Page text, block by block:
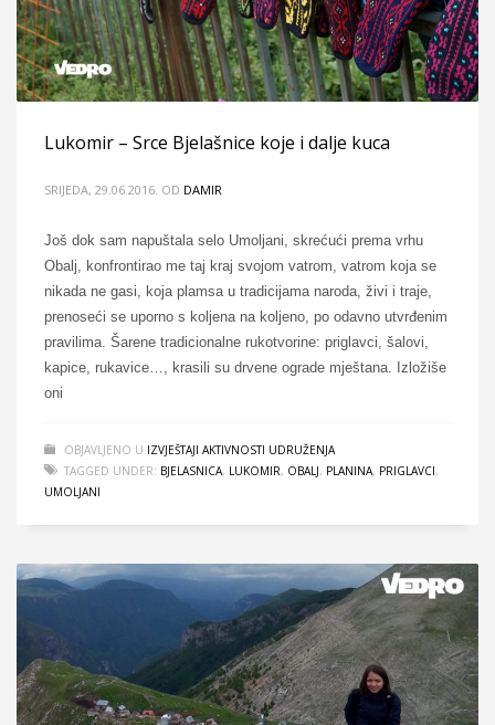
Lukomir – Srce Bjelašnice koje i dalje kuca
SRIJEDA, 29.06.2016. OD DAMIR
Još dok sam napuštala selo Umoljani, skrećući prema vrhu
Obalj, konfrontirao me taj kraj svojom vatrom, vatrom koja se
nikada ne gasi, koja plamsa u tradicijama naroda, živi i traje,
prenoseći se uporno s koljena na koljeno, po odavno utvrđenim
pravilima. Šarene tradicionalne rukotvorine: priglavci, šalovi,
kapice, rukavice…, krasili su drvene ograde mještana. Izložiše
oni
OBJAVLJENO U IZVJEŠTAJI AKTIVNOSTI UDRUŽENJA
TAGGED UNDER: BJELASNICA, LUKOMIR, OBALJ, PLANINA, PRIGLAVCI,
UMOLJANI